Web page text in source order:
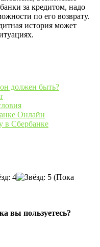
за кредитом, надо
по его возврату.
история может
должен быть?
Онлайн
в Сбербанке
(Пока
вы пользуетесь?